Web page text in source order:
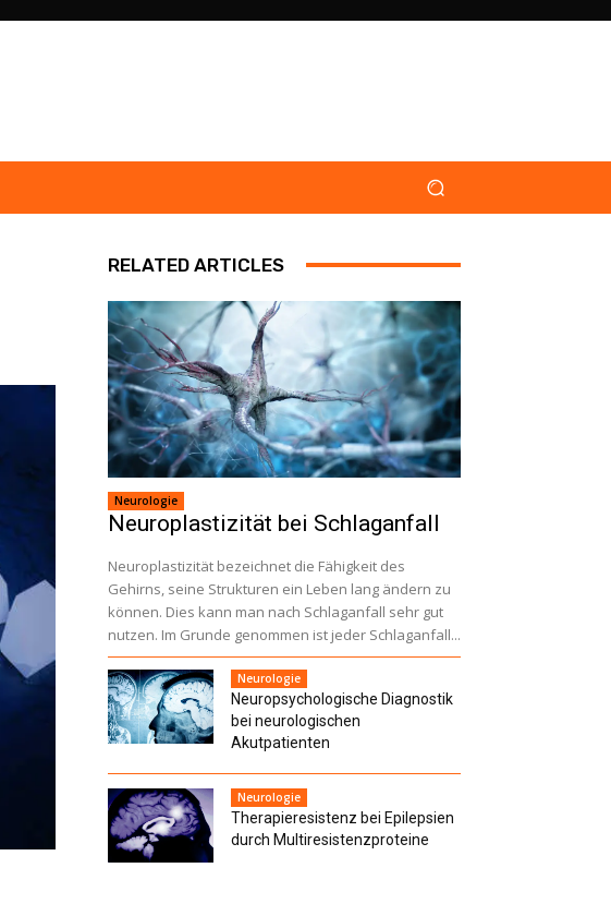
RELATED ARTICLES
Neurologie
Neuroplastizität bei Schlaganfall
Neuroplastizität bezeichnet die Fähigkeit des
Gehirns, seine Strukturen ein Leben lang ändern zu
können. Dies kann man nach Schlaganfall sehr gut
nutzen. Im Grunde genommen ist jeder Schlaganfall...
Neurologie
Neuropsychologische Diagnostik
bei neuro­logischen
Akutpatienten
Neurologie
Therapieresistenz bei Epilepsien
durch Multiresistenz­proteine